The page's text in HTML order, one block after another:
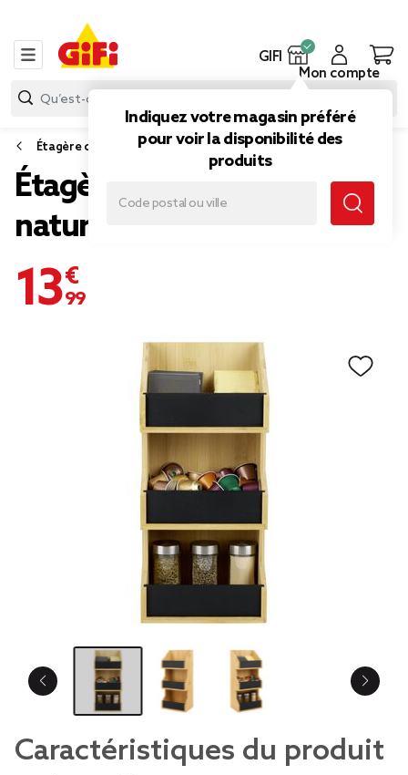
GIFI
Indiquez votre magasin préféré
pour voir la disponibilité des
produits
Mon compte
Étagère cuisine, desserte et rangement de cuisine
Étagère 3 niveaux bambou
naturel 40x18xH13cm
13,99 €
Caractéristiques du produit